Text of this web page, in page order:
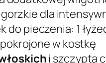
dla
do pieczenia: 1
w kostkę
i szczypta